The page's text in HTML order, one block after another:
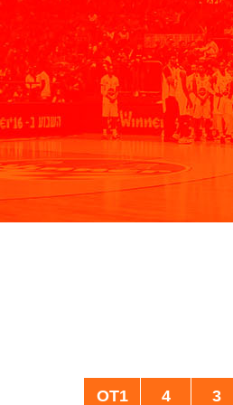
3
4
OT1